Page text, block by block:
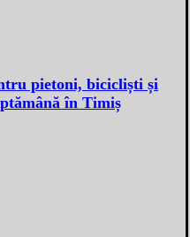
pietoni, bicicliști și
în Timiș